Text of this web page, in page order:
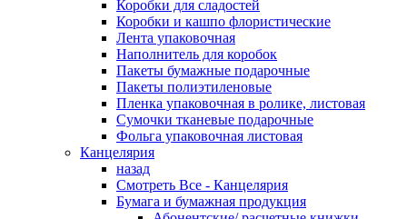
Коробки для сладостей
Коробки и кашпо флористические
Лента упаковочная
Наполнитель для коробок
Пакеты бумажные подарочные
Пакеты полиэтиленовые
Пленка упаковочная в ролике, листовая
Сумочки тканевые подарочные
Фольга упаковочная листовая
Канцелярия
назад
Смотреть Все - Канцелярия
Бумага и бумажная продукция